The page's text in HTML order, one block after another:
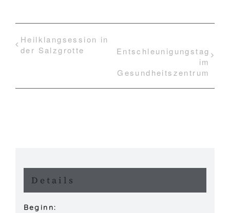
Heilklangsession in
der Salzgrotte
Entschleunigungstag
im
Gesundheitszentrum
Details
Beginn: